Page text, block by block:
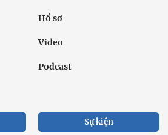
Hồ sơ
Video
Podcast
Sự kiện